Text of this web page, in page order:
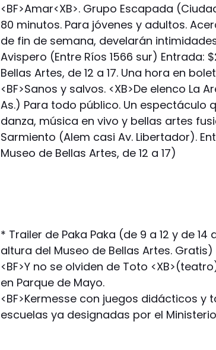
<BF>Amar<XB>. Grupo Escapada
80 minutos. Para jóvenes y adultos.
de fin de semana, develarán
Avispero (Entre Ríos 1566 sur) Entrada:
Bellas Artes, de 12 a 17. Una hora en
<BF>Sanos y salvos. <XB>De elenco La
As.) Para todo público. Un
danza, música en vivo y bellas artes
Sarmiento (Alem casi Av. Libertador).
Museo de Bellas Artes, de 12 a 17)
* Trailer de Paka Paka (de 9 a 12 y de 14
altura del Museo de Bellas Artes. Gratis)
<BF>Y no se olviden de Toto
en Parque de Mayo.
<BF>Kermesse con juegos didácticos y
escuelas ya designadas por el